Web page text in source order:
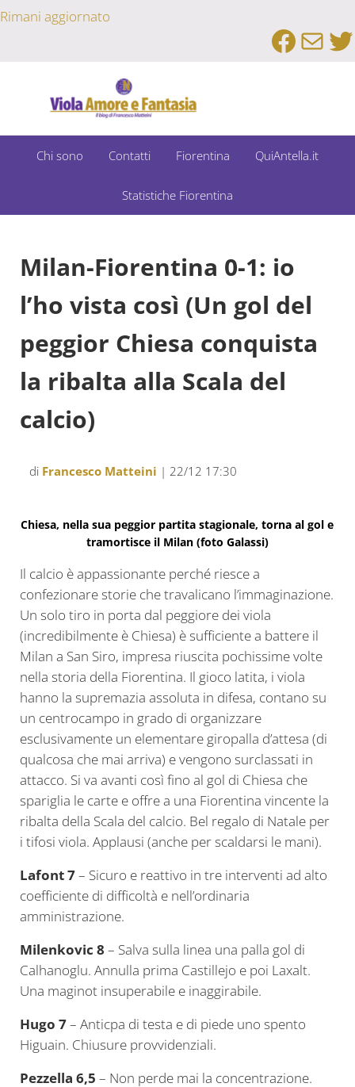
Passa al contenuto principale
Skip to after header navigation
Skip to site footer
Rimani aggiornato
Viola Amore e Fantasia
Chi sono Contatti Fiorentina QuiAntella.it
Statistiche Fiorentina
Milan-Fiorentina 0-1: io
l’ho vista così (Un gol del
peggior Chiesa conquista
la ribalta alla Scala del
calcio)
di Francesco Matteini | 22/12 17:30
Chiesa, nella sua peggior partita stagionale, torna al gol e
tramortisce il Milan(foto Galassi)
Il calcio è appassionante perché riesce a
confezionare storie che travalicano l’immaginazione.
Un solo tiro in porta dal peggiore dei viola
(incredibilmente è Chiesa) è sufficiente a battere il
Milan a San Siro, impresa riuscita pochissime volte
nella storia della Fiorentina. Il gioco latita, i viola
hanno la supremazia assoluta in difesa, contano su
un centrocampo in grado di organizzare
esclusivamente un elementare giropalla d’attesa (di
qualcosa che mai arriva) e vengono surclassati in
attacco. Si va avanti così fino al gol di Chiesa che
spariglia le carte e offre a una Fiorentina vincente la
ribalta della Scala del calcio. Bel regalo di Natale per
i tifosi viola. Applausi (anche per scaldarsi le mani).
Lafont 7– Sicuro e reattivo in tre interventi ad alto
coefficiente di difficoltà e nell’ordinaria
amministrazione.
Milenkovic 8 – Salva sulla linea una palla gol di
Calhanoglu. Annulla prima Castillejo e poi Laxalt.
Una maginot insuperabile e inaggirabile.
Hugo 7– Anticpa di testa e di piede uno spento
Higuain. Chiusure provvidenziali.
Pezzella 6,5 – Non perde mai la concentrazione.